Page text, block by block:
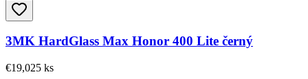
3MK HardGlass Max Honor 400 Lite černý
€19,025 ks